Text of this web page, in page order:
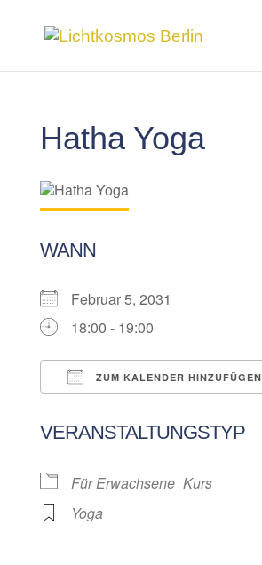
Hatha Yoga
WANN
Februar 5, 2031
18:00 - 19:00
ZUM KALENDER HINZUFÜGEN
VERANSTALTUNGSTYP
Für Erwachsene Kurs
Yoga